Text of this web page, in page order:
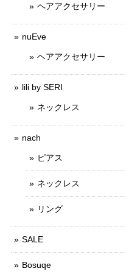
ヘアアクセサリー
nuEve
ヘアアクセサリー
lili by SERI
ネックレス
nach
ピアス
ネックレス
リング
SALE
Bosuqe